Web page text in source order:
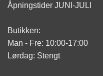
Åpningstider JUNI-JULI
Butikken:
Man - Fre: 10:00-17:00
Lørdag: Stengt